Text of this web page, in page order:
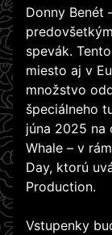
Donny Benét
spevák.
miesto aj v
množstvo
špeciálneho
júna 2025 na
Whale – v
Day, ktorú
Production.
Vstupenky